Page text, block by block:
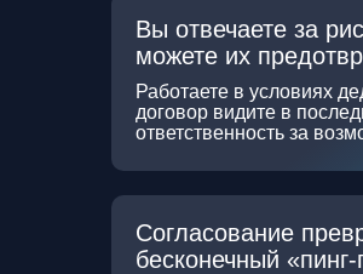
Согласование
бесконечный «пинг-
Работаете в условиях
договор видите в
ответственность за
Вы отвечаете за
можете их